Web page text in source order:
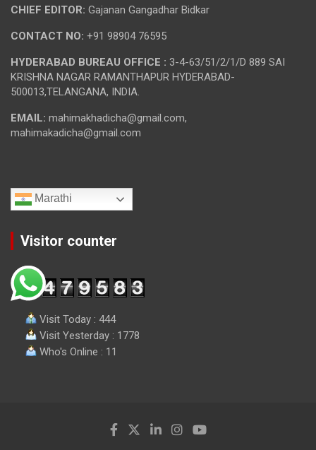
CHIEF EDITOR: Gajanan Gangadhar Bidkar
CONTACT NO: +91 98904 76595
HYDERABAD BUREAU OFFICE : 3-4-63/51/2/1/D 889 SAI
KRISHNA NAGAR RAMANTHAPUR HYDERABAD-
500013,TELANGANA, INDIA.
EMAIL: mahimakhadicha@gmail.com,
mahimakadicha@gmail.com
Marathi
Visitor counter
Visit Today : 444
Visit Yesterday : 1778
Who's Online : 11